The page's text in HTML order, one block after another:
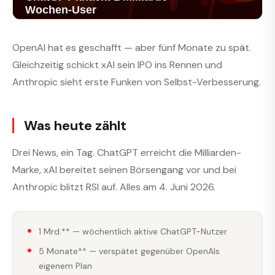
OpenAI hat es geschafft — aber fünf Monate zu spät.
Gleichzeitig schickt xAI sein IPO ins Rennen und
Anthropic sieht erste Funken von Selbst-Verbesserung.
Was heute zählt
Drei News, ein Tag. ChatGPT erreicht die Milliarden-
Marke, xAI bereitet seinen Börsengang vor und bei
Anthropic blitzt RSI auf. Alles am 4. Juni 2026.
1 Mrd.** — wöchentlich aktive ChatGPT-Nutzer
5 Monate** — verspätet gegenüber OpenAIs
eigenem Plan